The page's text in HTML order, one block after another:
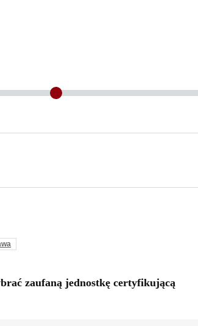
zaufaną jednostkę certyfikującą